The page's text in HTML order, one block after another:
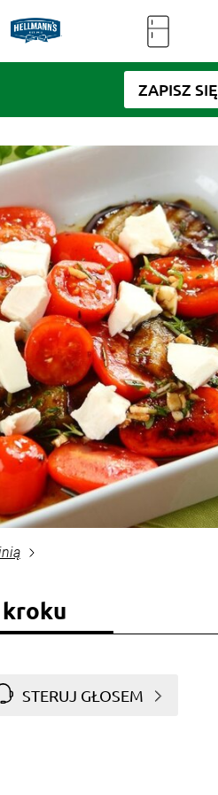
ZAPISZ SIĘ
STERUJ GŁOSEM